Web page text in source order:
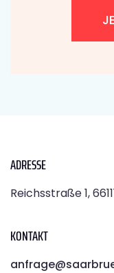
ADRESSE
Reichsstraße 1,
KONTAKT